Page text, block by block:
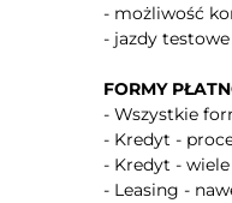
- możliwość
- jazdy
FORMY
- Wszystkie
- Kredyt -
- Kredyt -
- Leasing -